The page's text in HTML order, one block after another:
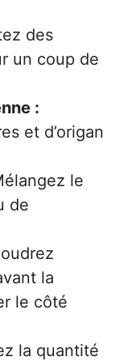
des
un coup de
:
et d’origan
le
de
la
le côté
la quantité